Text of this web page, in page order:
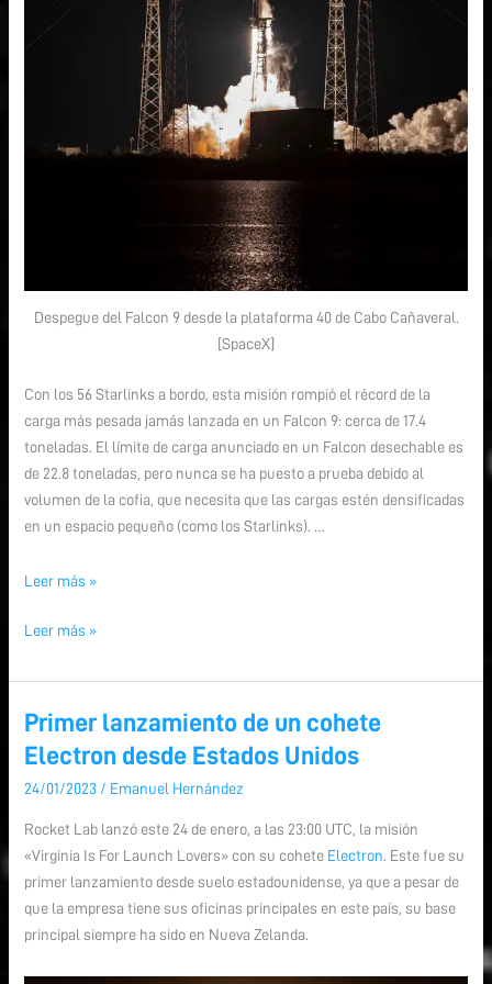
Despegue del Falcon 9 desde la plataforma 40 de Cabo Cañaveral.
[SpaceX]
Con los 56 Starlinks a bordo, esta misión rompió el récord de la
carga más pesada jamás lanzada en un Falcon 9: cerca de 17.4
toneladas. El límite de carga anunciado en un Falcon desechable es
de 22.8 toneladas, pero nunca se ha puesto a prueba debido al
volumen de la cofia, que necesita que las cargas estén densificadas
en un espacio pequeño (como los Starlinks). …
Leer más »
Leer más »
Primer lanzamiento de un cohete
Electron desde Estados Unidos
24/01/2023 / Emanuel Hernández
Rocket Lab lanzó este 24 de enero, a las 23:00 UTC, la misión
«Virginia Is For Launch Lovers» con su cohete Electron. Este fue su
primer lanzamiento desde suelo estadounidense, ya que a pesar de
que la empresa tiene sus oficinas principales en este país, su base
principal siempre ha sido en Nueva Zelanda.
Primer
lanzamiento
un
cohete
Electron
desde
Estados
Unidos
Primer
lanzamiento
un
cohete
Electron
desde
Estados
Unidos